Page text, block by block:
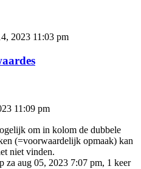
2023 11:03 pm
11:09 pm
om in kolom de dubbele
(=voorwaardelijk opmaak) kan
niet vinden.
za aug 05, 2023 7:07 pm, 1 keer